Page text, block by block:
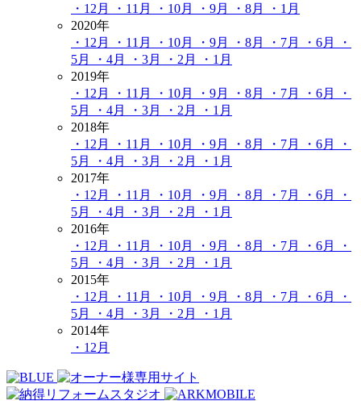
・12月
・11月 ・10月 ・9月 ・8月
・1月
2020年
・12月
・11月 ・10月 ・9月 ・8月 ・7月 ・6月
・
5月
・4月 ・3月 ・2月
・1月
2019年
・12月
・11月 ・10月 ・9月 ・8月 ・7月 ・6月
・
5月
・4月 ・3月 ・2月
・1月
2018年
・12月
・11月 ・10月 ・9月 ・8月 ・7月 ・6月
・
5月
・4月 ・3月 ・2月
・1月
2017年
・12月
・11月 ・10月 ・9月 ・8月 ・7月 ・6月
・
5月
・4月 ・3月 ・2月
・1月
2016年
・12月
・11月 ・10月 ・9月 ・8月 ・7月 ・6月
・
5月
・4月 ・3月 ・2月
・1月
2015年
・12月
・11月 ・10月 ・9月 ・8月 ・7月 ・6月
・
5月
・4月 ・3月 ・2月
・1月
2014年
・12月